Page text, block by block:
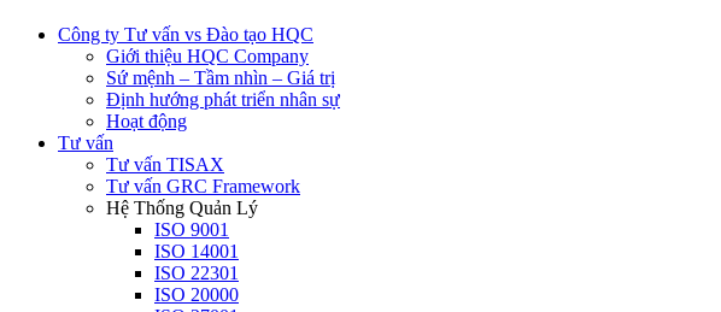
Công ty Tư vấn vs Đào tạo HQC
Giới thiệu HQC Company
Sứ mệnh – Tầm nhìn – Giá trị
Định hướng phát triển nhân sự
Hoạt động
Tư vấn
Tư vấn TISAX
Tư vấn GRC Framework
Hệ Thống Quản Lý
ISO 9001
ISO 14001
ISO 22301
ISO 20000